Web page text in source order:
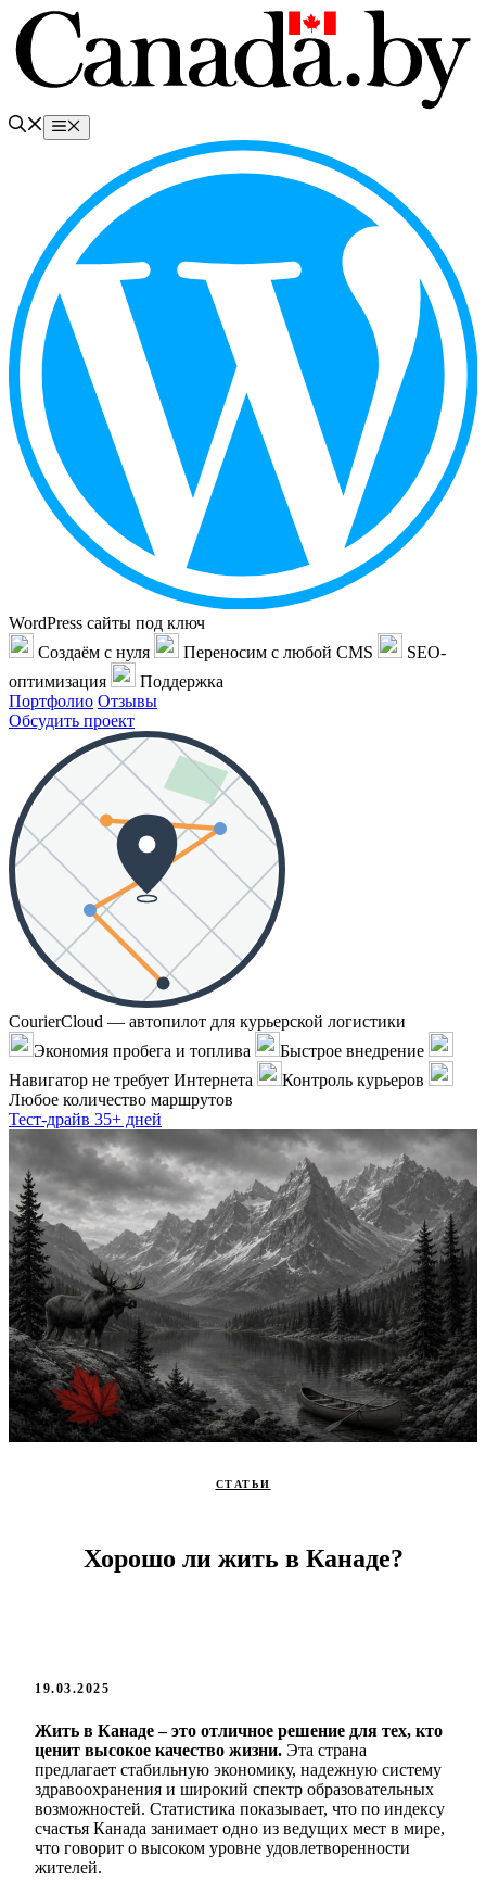
Перейти
содержимому
Меню
WordPress сайты под ключ
Создаём с нуля
Переносим с любой CMS
SEO-
оптимизация
Поддержка
Портфолио Отзывы
Обсудить проект
CourierCloud — автопилот для курьерской логистики
Экономия пробега и топлива
Быстрое внедрение
Навигатор не требует Интернета
Контроль курьеров
Любое количество маршрутов
Тест-драйв 35+ дней
СТАТЬИ
Хорошо ли жить в Канаде?
19.03.2025
Жить в Канаде – это отличное решение для тех, кто
ценит высокое качество жизни. Эта страна
предлагает стабильную экономику, надежную систему
здравоохранения и широкий спектр образовательных
возможностей. Статистика показывает, что по индексу
счастья Канада занимает одно из ведущих мест в мире,
что говорит о высоком уровне удовлетворенности
жителей.